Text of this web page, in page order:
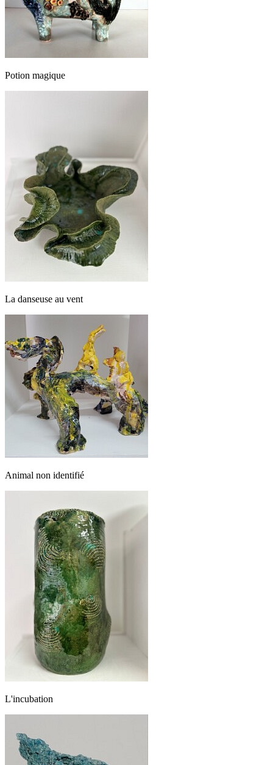
Potion magique
La danseuse au vent
Animal non identifié
L'incubation